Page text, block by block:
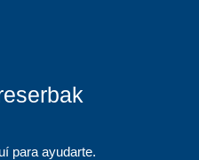
para ayudarte.